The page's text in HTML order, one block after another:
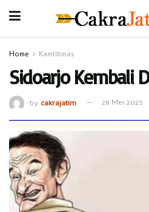
Home Kamtibmas
Sidoarjo Kembali
by cakrajatim 28 Mei 2025